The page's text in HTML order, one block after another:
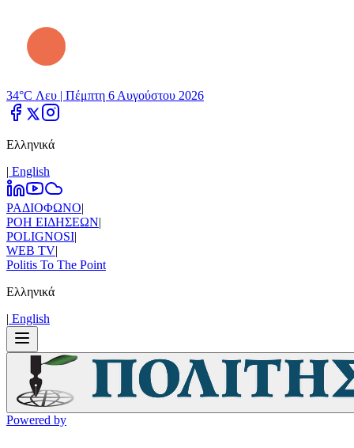
34°C Λευ | Πέμπτη 6 Αυγούστου 2026
Ελληνικά
| Εnglish
ΡΑΔΙΟΦΩΝΟ|
ΡΟΗ ΕΙΔΗΣΕΩΝ|
POLIGNOSI|
WEB TV|
Politis To The Point
Ελληνικά
| Εnglish
Powered by